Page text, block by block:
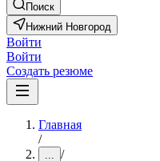
Поиск
Нижний Новгород
Войти
Войти
Создать резюме
Главная
/
... /